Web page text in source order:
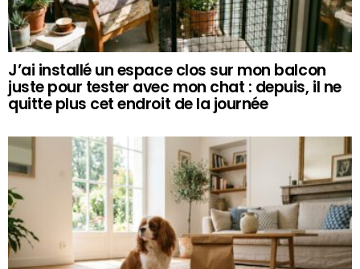
J’ai installé un espace clos sur mon balcon
juste pour tester avec mon chat : depuis, il ne
quitte plus cet endroit de la journée